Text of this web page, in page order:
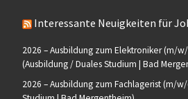
Interessante Neuigkeiten für
2026 – Ausbildung zum Elektroniker (m/
(Ausbildung / Duales Studium | Bad
2026 – Ausbildung zum Fachlagerist (m/